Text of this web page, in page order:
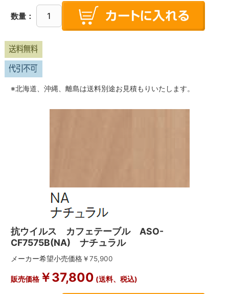
数量：
※北海道、沖縄、離島は送料別途お見積もりいたします。
抗ウイルス カフェテーブル ASO-
CF7575B(NA) ナチュラル
メーカー希望小売価格￥75,900
販売価格￥37,800 (送料、税込)